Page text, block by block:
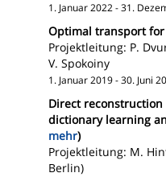
1. Januar 2022 - 31.
Optimal transport
Projektleitung: P.
V. Spokoiny
1. Januar 2019 - 30. Juni
Direct
dictionary learning
mehr)
Projektleitung: M.
Berlin)